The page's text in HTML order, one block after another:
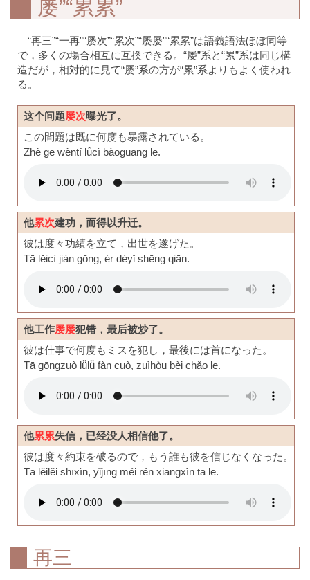
屡”“累累”
“再三”“一再”“屡次”“累次”“屡屡”“累累”は語義語法ほぼ同等
で，多くの場合相互に互換できる。“屡”系と“累”系は同じ構
造だが，相対的に見て“屡”系の方が“累”系よりもよく使われ
る。
这个问题屡次曝光了。
この問題は既に何度も暴露されている。
Zhè ge wèntí lǚcì bàoguāng le.
他累次建功，而得以升迁。
彼は度々功績を立て，出世を遂げた。
Tā lěicì jiàn gōng, ér déyǐ shēng qiān.
他工作屡屡犯错，最后被炒了。
彼は仕事で何度もミスを犯し，最後には首になった。
Tā gōngzuò lǚlǚ fàn cuò, zuìhòu bèi chǎo le.
他累累失信，已经没人相信他了。
彼は度々約束を破るので，もう誰も彼を信じなくなった。
Tā lěilěi shīxìn, yǐjīng méi rén xiāngxìn tā le.
再三